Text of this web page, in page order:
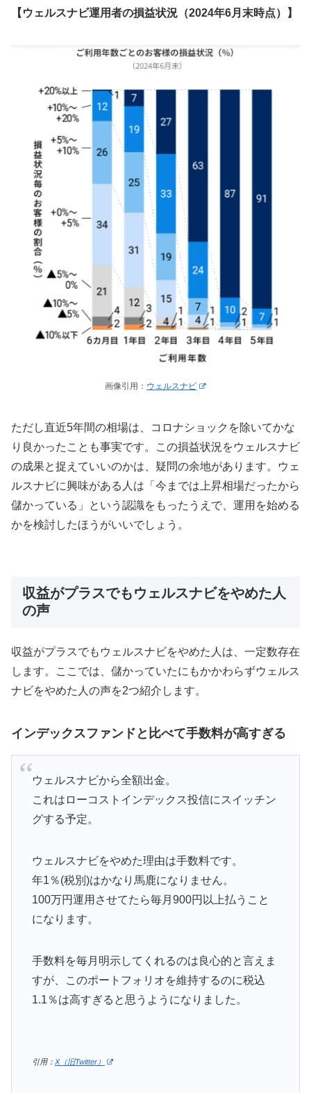
【ウェルスナビ運用者の損益状況（2024年6月末時点）】
画像引用： ウェルスナビ
ただし直近5年間の相場は、コロナショックを除いてかな
り良かったことも事実です。この損益状況をウェルスナビ
の成果と捉えていいのかは、疑問の余地があります。ウェ
ルスナビに興味がある人は「今までは上昇相場だったから
儲かっている」という認識をもったうえで、運用を始める
かを検討したほうがいいでしょう。
収益がプラスでもウェルスナビをやめた人
の声
収益がプラスでもウェルスナビをやめた人は、一定数存在
します。ここでは、儲かっていたにもかかわらずウェルス
ナビをやめた人の声を2つ紹介します。
インデックスファンドと比べて手数料が高すぎる
ウェルスナビから全額出金。
これはローコストインデックス投信にスイッチン
グする予定。
ウェルスナビをやめた理由は手数料です。
年1％(税別)はかなり馬鹿になりません。
100万円運用させてたら毎月900円以上払うこと
になります。
手数料を毎月明示してくれるのは良心的と言えま
すが、このポートフォリオを維持するのに税込
1.1％は高すぎると思うようになりました。
引用： X（旧Twitter）